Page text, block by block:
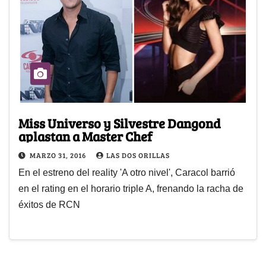
Miss Universo y Silvestre Dangond
aplastan a Master Chef
MARZO 31, 2016 LAS DOS ORILLAS
En el estreno del reality 'A otro nivel', Caracol barrió
en el rating en el horario triple A, frenando la racha de
éxitos de RCN